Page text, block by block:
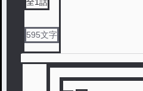
595文字